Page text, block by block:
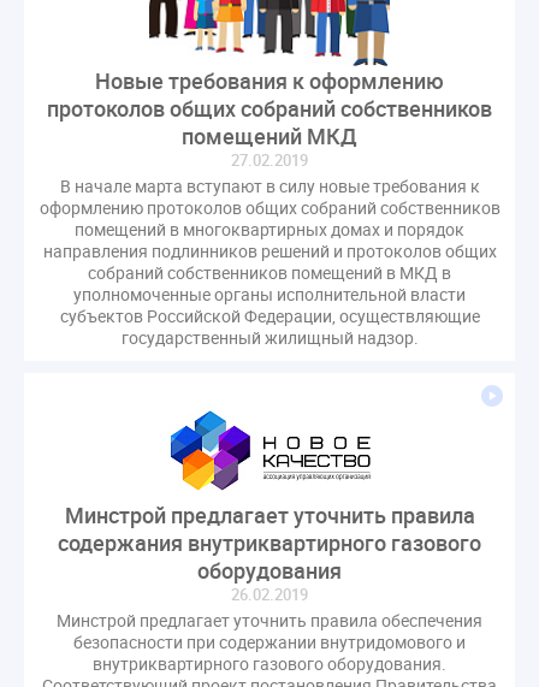
перерасчет платы
тарифы
штраф
ВОК
Всероссийское совещание
ГД
Госсовет
ЕИРЦ
Жилищная инспекция
Закон Хинштейна
Исследования
МВД
Минфин НДС
Общественная палата
Проект
Рабочая группа
Регулирование Персональные данные ЕГРН
СРО регулирование ГЖИ лицензирование надзор
Совет Федерации
Сотрудничество
вебинар
информационная система ЖКХ
мораторий
обсуждение
отчетность УК
персональные данные
реформирование ЖКХ
1 сентября
ВЦИОМ
Владимир Путин
ГУО
Геллер
Государственная дума
Дезинфекция
Дума
Законопроект Минстрой
Новые требования к оформлению
протоколов общих собраний собственников
помещений МКД
27.02.2019
В начале марта вступают в силу новые требования к
оформлению протоколов общих собраний собственников
помещений в многоквартирных домах и порядок
направления подлинников решений и протоколов общих
собраний собственников помещений в МКД в
уполномоченные органы исполнительной власти
субъектов Российской Федерации, осуществляющие
государственный жилищный надзор.
Минстрой предлагает уточнить правила
содержания внутриквартирного газового
оборудования
26.02.2019
Минстрой предлагает уточнить правила обеспечения
безопасности при содержании внутридомового и
внутриквартирного газового оборудования.​